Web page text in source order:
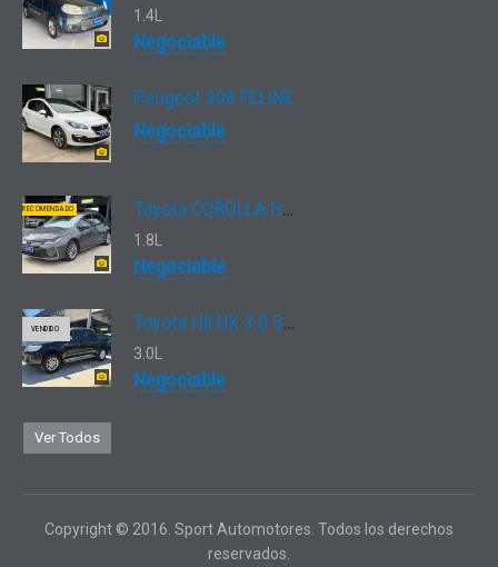
1.4L
Negociable
Peugeot 308 FELINE
Negociable
RECOMENDADO Toyota COROLLA HV 1.8 XEI ECVT
1.8L
Negociable
VENDIDO Toyota HILUX 3.0 SRV
3.0L
Negociable
Ver Todos
Copyright © 2016. Sport Automotores. Todos los derechos
reservados.